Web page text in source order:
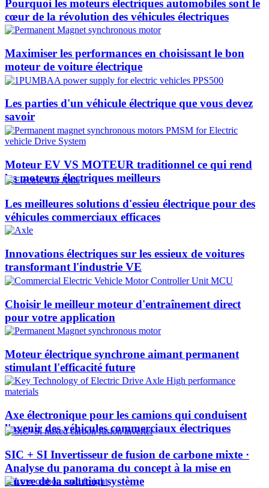
Pourquoi les moteurs électriques automobiles sont le
cœur de la révolution des véhicules électriques
Maximiser les performances en choisissant le bon
moteur de voiture électrique
Les parties d'un véhicule électrique que vous devez
savoir
Moteur EV VS MOTEUR traditionnel ce qui rend
les moteurs électriques meilleurs
Les meilleures solutions d'essieu électrique pour des
véhicules commerciaux efficaces
Innovations électriques sur les essieux de voitures
transformant l'industrie VE
Choisir le meilleur moteur d'entraînement direct
pour votre application
Moteur électrique synchrone aimant permanent
stimulant l'efficacité future
Axe électronique pour les camions qui conduisent
l'avenir des véhicules commerciaux électriques
SIC + SI Invertisseur de fusion de carbone mixte ·
Analyse du panorama du concept à la mise en
œuvre de la solution système